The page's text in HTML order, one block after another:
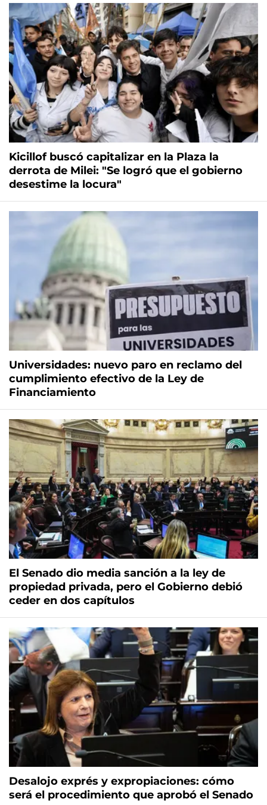
Kicillof buscó capitalizar en la Plaza la
derrota de Milei: "Se logró que el gobierno
desestime la locura"
Universidades: nuevo paro en reclamo del
cumplimiento efectivo de la Ley de
Financiamiento
El Senado dio media sanción a la ley de
propiedad privada, pero el Gobierno debió
ceder en dos capítulos
Desalojo exprés y expropiaciones: cómo
será el procedimiento que aprobó el Senado